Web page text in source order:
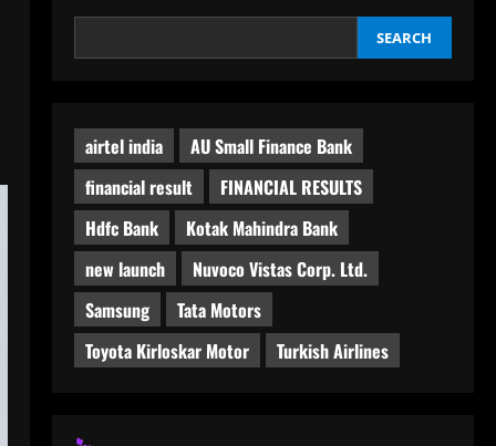
SEARCH
airtel india
AU Small Finance Bank
financial result
FINANCIAL RESULTS
Hdfc Bank
Kotak Mahindra Bank
new launch
Nuvoco Vistas Corp. Ltd.
Samsung
Tata Motors
Toyota Kirloskar Motor
Turkish Airlines